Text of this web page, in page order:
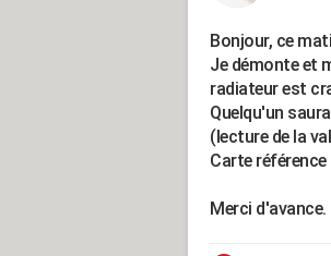
Bonjour, ce
Je démonte et
radiateur est
Quelqu'un
(lecture de la
Carte référence
Merci d'avance.